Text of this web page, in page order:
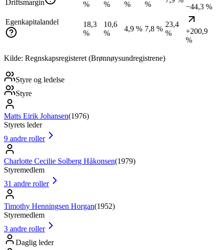
Driftsmargin
%
%
%
%
−44,3 %
Egenkapitalandel
18,3
%
10,6
%
4,9 % 7,8 %
23,4
%
+200,9
%
Kilde: Regnskapsregisteret (Brønnøysundregistrene)
Styre og ledelse
Styre
Matts Eirik Johansen(1976)
Styrets leder
9 andre roller
Charlotte Cecilie Solberg Håkonsen(1979)
Styremedlem
31 andre roller
Timothy Henningsen Horgan(1952)
Styremedlem
3 andre roller
Daglig leder